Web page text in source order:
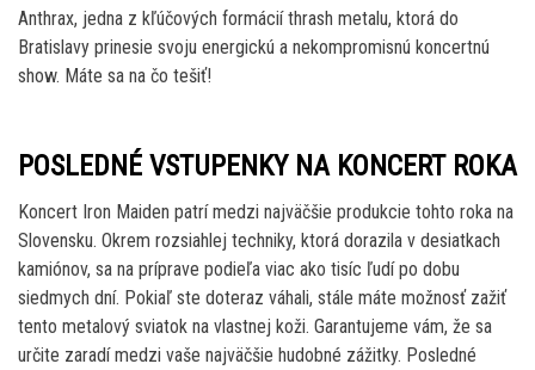
Anthrax, jedna z kľúčových formácií thrash metalu, ktorá do
Bratislavy prinesie svoju energickú a nekompromisnú koncertnú
show. Máte sa na čo tešiť!
POSLEDNÉ VSTUPENKY NA KONCERT ROKA
Koncert Iron Maiden patrí medzi najväčšie produkcie tohto roka na
Slovensku. Okrem rozsiahlej techniky, ktorá dorazila v desiatkach
kamiónov, sa na príprave podieľa viac ako tisíc ľudí po dobu
siedmych dní. Pokiaľ ste doteraz váhali, stále máte možnosť zažiť
tento metalový sviatok na vlastnej koži. Garantujeme vám, že sa
určite zaradí medzi vaše najväčšie hudobné zážitky. Posledné